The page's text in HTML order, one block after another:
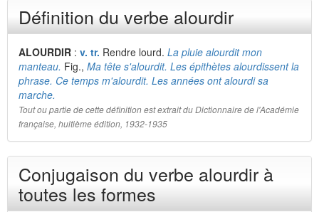
Définition du verbe alourdir
ALOURDIR : v. tr. Rendre lourd. La pluie alourdit mon
manteau. Fig., Ma tête s'alourdit. Les épithètes alourdissent la
phrase. Ce temps m'alourdit. Les années ont alourdi sa
marche.
Tout ou partie de cette définition est extrait du Dictionnaire de l'Académie
française, huitième édition, 1932-1935
Conjugaison du verbe alourdir à
toutes les formes